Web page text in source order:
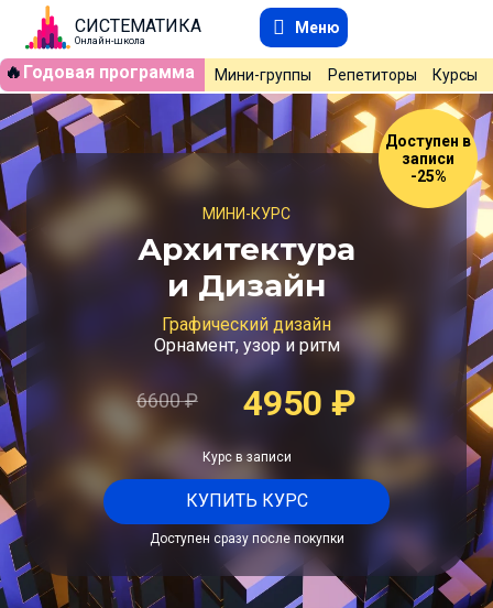
СИСТЕМАТИКА
Онлайн-школа
Меню
🔥 Годовая программа Мини-группы Репетиторы Курсы
Доступен в
записи
-25%
МИНИ-КУРС
Архитектура
и Дизайн
Графический дизайн
Орнамент, узор и ритм
6600₽ 4950 ₽
Курс в записи
КУПИТЬ КУРС
Доступен сразу после покупки